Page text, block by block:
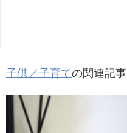
子供／子育ての関連記事